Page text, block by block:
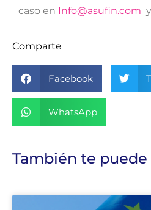
caso en Info@asufin.com
Comparte
Facebook
WhatsApp
También te